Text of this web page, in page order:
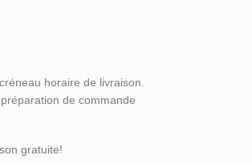
horaire de livraison.
de commande
gratuite!